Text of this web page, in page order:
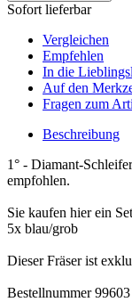
Sofort lieferbar
Vergleichen
Empfehlen
In die
Auf den
Fragen zum
Beschreibung
1° - Diamant-
empfohlen.
Sie kaufen hier ein
5x blau/grob
Dieser Fräser ist
Bestellnummer 99603